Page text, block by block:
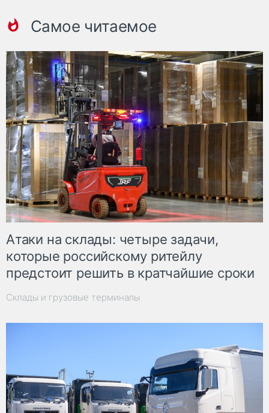
Самое читаемое
Атаки на склады: четыре задачи,
которые российскому ритейлу
предстоит решить в кратчайшие сроки
Склады и грузовые терминалы